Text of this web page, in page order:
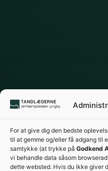
For at give dig den bedste
til at gemme og/eller få adgang til
samtykke (at trykke på Godkend
vi behandle data såsom
dette websted. Hvis du ikke giver